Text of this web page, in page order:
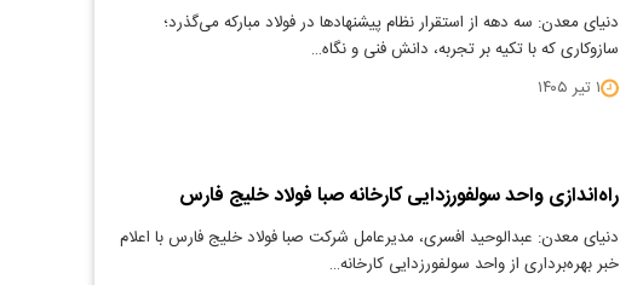
دنیای معدن: سه دهه از استقرار نظام پیشنهادها در فولاد مبارکه می‌گذرد؛
سازوکاری که با تکیه بر تجربه، دانش فنی و نگاه…
۱ تیر ۱۴۰۵
راه‌اندازی واحد سولفورزدایی کارخانه صبا فولاد خلیج فارس
دنیای معدن: عبدالوحید افسری، مدیرعامل شرکت صبا فولاد خلیج فارس با اعلام
خبر بهره‌برداری از واحد سولفورزدایی کارخانه…